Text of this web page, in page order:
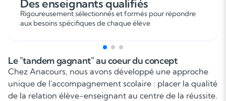
Des enseignants qualifiés
Rigoureusement sélectionnés et formés pour répondre
aux besoins spécifiques de chaque élève
Le "tandem gagnant" au coeur du concept
Chez Anacours, nous avons développé une approche
unique de l'accompagnement scolaire : placer la qualité
de la relation élève-enseignant au centre de la réussite.